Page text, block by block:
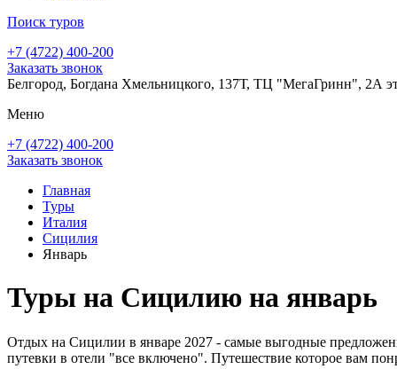
Поиск туров
+7 (4722) 400-200
Заказать звонок
Белгород, Богдана Хмельницкого, 137Т, ТЦ "МегаГринн", 2А
Меню
+7 (4722) 400-200
Заказать звонок
Главная
Туры
Италия
Сицилия
Январь
Туры на Сицилию на январь
Отдых на Сицилии в январе 2027 - самые выгодные
путевки в отели "все включено". Путешествие которое вам